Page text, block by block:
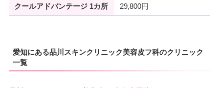
クールアドバンテージ 1カ所 29,800円
愛知にある品川スキンクリニック美容皮フ科のクリニック
一覧